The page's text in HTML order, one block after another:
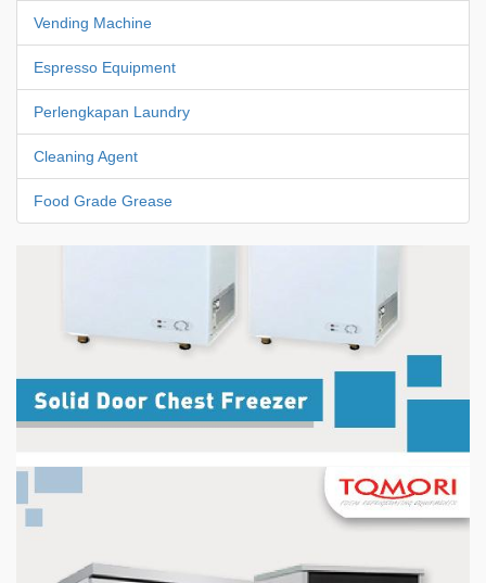
Vending Machine
Espresso Equipment
Perlengkapan Laundry
Cleaning Agent
Food Grade Grease